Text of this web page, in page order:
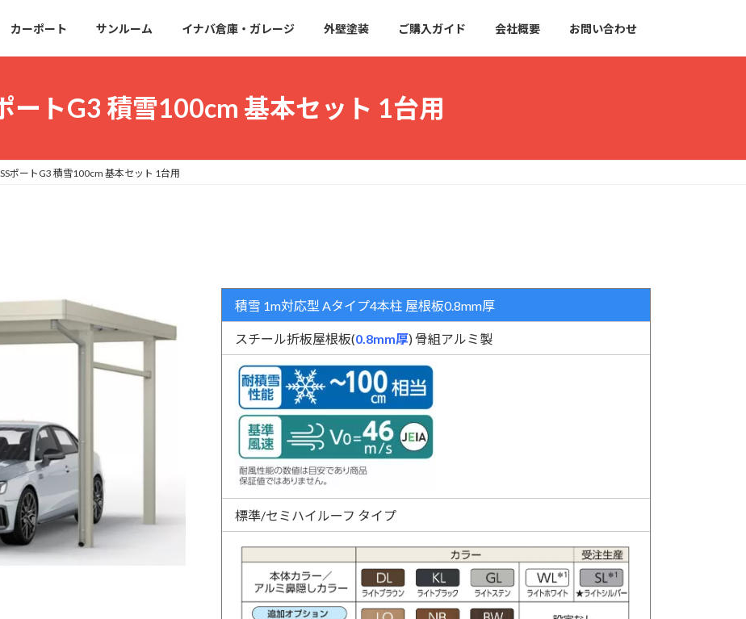
カーポート サンルーム イナバ倉庫・ガレージ 外壁塗装 ご購入ガイド 会社概要 お問い合わせ
ートG3 積雪100cm 基本セット 1台用
SSポートG3 積雪100cm 基本セット 1台用
積雪 1m対応型 Aタイプ4本柱 屋根板0.8mm厚
スチール折板屋根板(0.8mm厚) 骨組アルミ製
標準/セミハイルーフ タイプ